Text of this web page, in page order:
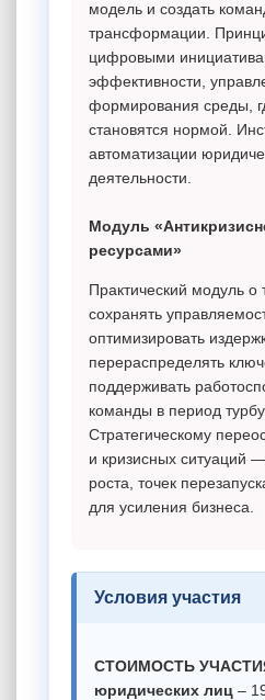
модель и создать
трансформации.
цифровыми
эффективности,
формирования среды,
становятся нормой.
автоматизации
деятельности.
Модуль
ресурсами»
Практический модуль о
сохранять
оптимизировать
перераспределять
поддерживать
команды в период
Стратегическому
и кризисных ситуаций
роста, точек
для усиления бизнеса.
Условия участия
СТОИМОСТЬ
юридических лиц –